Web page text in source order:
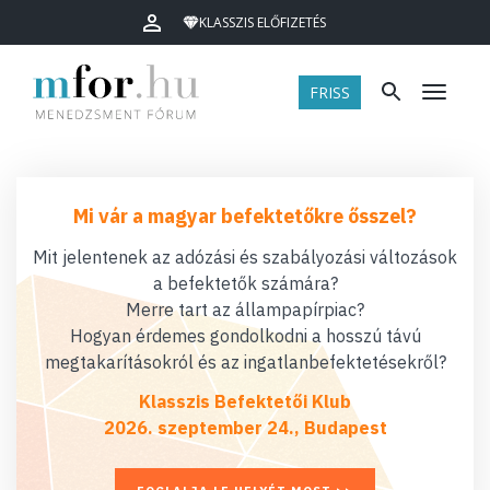
KLASSZIS ELŐFIZETÉS
FRISS Menü
Mi vár a magyar befektetőkre ősszel?
Mit jelentenek az adózási és szabályozási változások
a befektetők számára?
Merre tart az állampapírpiac?
Hogyan érdemes gondolkodni a hosszú távú
megtakarításokról és az ingatlanbefektetésekről?
Klasszis Befektetői Klub
2026. szeptember 24., Budapest